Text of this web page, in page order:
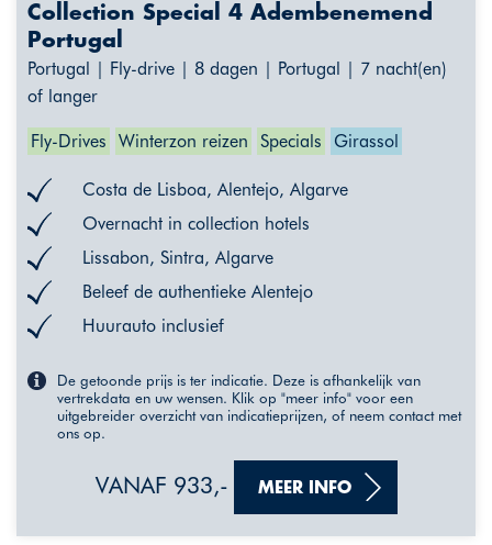
Collection Special 4 Adembenemend
Portugal
Portugal | Fly-drive | 8 dagen | Portugal | 7 nacht(en)
of langer
Fly-Drives Winterzon reizen Specials Girassol
Costa de Lisboa, Alentejo, Algarve
Overnacht in collection hotels
Lissabon, Sintra, Algarve
Beleef de authentieke Alentejo
Huurauto inclusief
De getoonde prijs is ter indicatie. Deze is afhankelijk van
vertrekdata en uw wensen. Klik op "meer info" voor een
uitgebreider overzicht van indicatieprijzen, of neem contact met
ons op.
VANAF 933,- MEER INFO